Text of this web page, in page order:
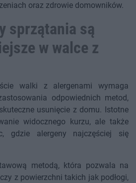
oraz zdrowie domowników.
sprzątania są
w walce z
walki z alergenami wymaga
odpowiednich metod,
usunięcie z domu. Istotne
widocznego kurzu, ale także
gdzie alergeny najczęściej się
metodą, która pozwala na
z powierzchni takich jak podłogi,